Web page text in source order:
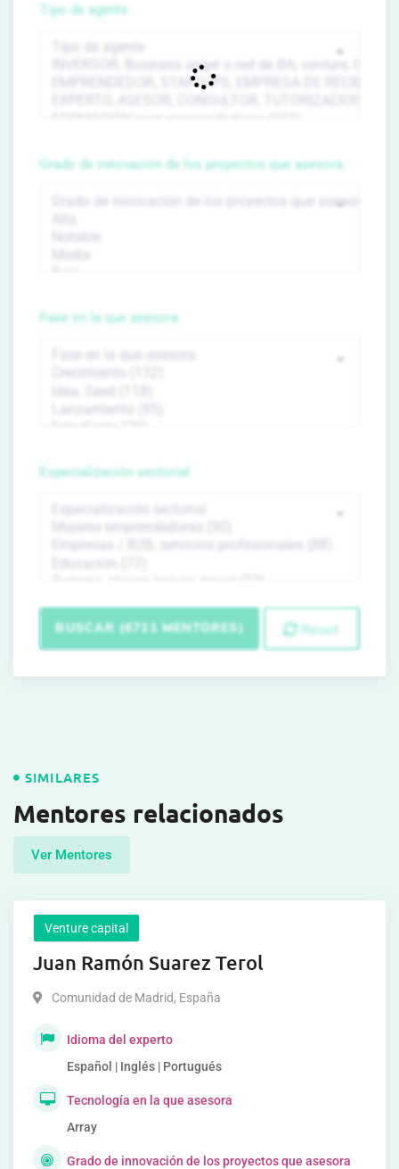
Tipo de agente
Grado de innovación de los proyectos que asesora
Fase en la que asesora
Especialización sectorial
BUSCAR (6711 MENTORES) Reset
SIMILARES
Mentores relacionados
Ver Mentores
Venture capital
Juan Ramón Suarez Terol
Comunidad de Madrid, España
Idioma del experto
Español | Inglés | Portugués
Tecnología en la que asesora
Array
Grado de innovación de los proyectos que asesora